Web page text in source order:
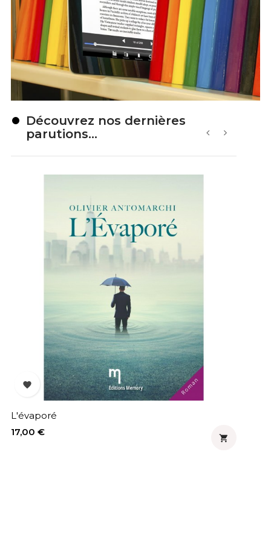
Découvrez nos dernières
parutions...

L'évaporé
Prix
17,00 €

‹ ›